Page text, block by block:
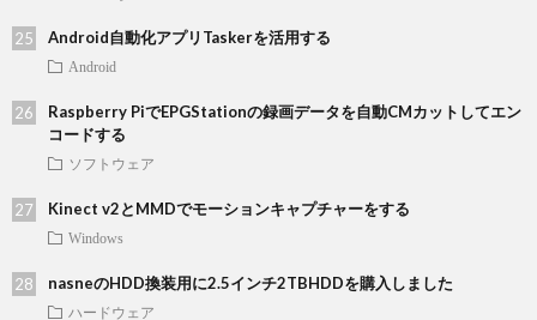
Android自動化アプリTaskerを活用する
Android
Raspberry PiでEPGStationの録画データを自動CMカットしてエン
コードする
ソフトウェア
Kinect v2とMMDでモーションキャプチャーをする
Windows
nasneのHDD換装用に2.5インチ2TBHDDを購入しました
ハードウェア